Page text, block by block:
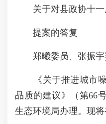
关于对县政协十一
提案的答复
郑曦委员、张振宇
《关于推进城市噪
品质的建议》（第66
生态环境局办理。现将